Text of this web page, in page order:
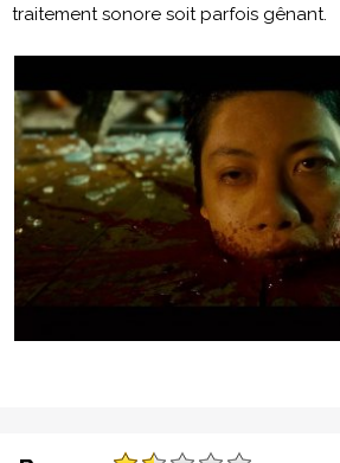
traitement sonore soit parfois gênant.